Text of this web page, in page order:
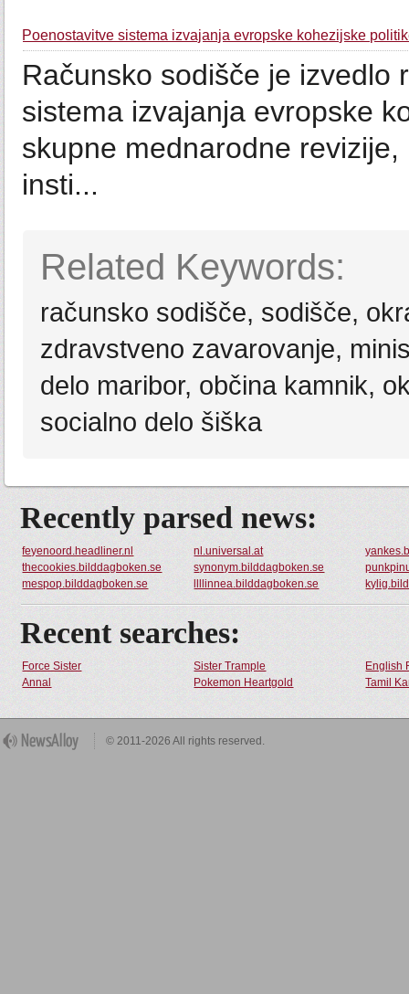
Poenostavitve sistema izvajanja evropske kohezijske
Računsko sodišče je izvedlo
sistema izvajanja evropske
skupne mednarodne
insti...
Related Keywords:
računsko sodišče, sodišče,
zdravstveno zavarovanje,
delo maribor, občina kamnik,
socialno delo šiška
Recently parsed news:
feyenoord.headliner.nl nl.universal.at
thecookies.bilddagboken.se
synonym.bilddagboken.se
mespop.bilddagboken.se
llllinnea.bilddagboken.se
Recent searches:
Force Sister Sister Trample
English
Annal
Pokemon Heartgold Tamil
© 2011-2026 All rights reserved.